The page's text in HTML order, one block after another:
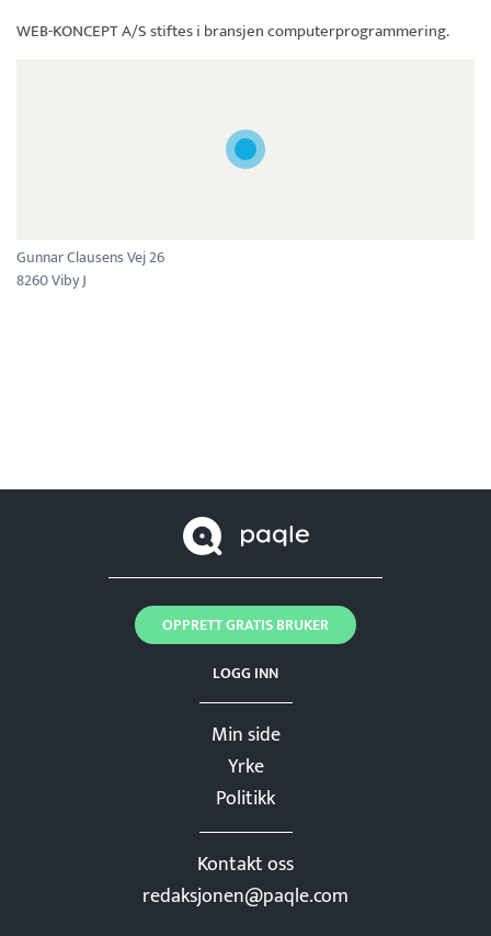
WEB-KONCEPT A/Sstiftes i bransjen computerprogrammering.
Gunnar Clausens Vej 26
8260 Viby J
Min side
Yrke
Politikk
Kontakt oss
redaksjonen@paqle.com
LOGG INN
OPPRETT GRATIS BRUKER